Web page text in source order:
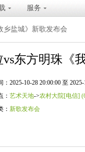
服务
乡盐城》新歌发布会
vs东方明珠《
：2025-10-28 20:00:00 至 2025-
： 艺术天地->农村大院[电信]
： 新歌发布会